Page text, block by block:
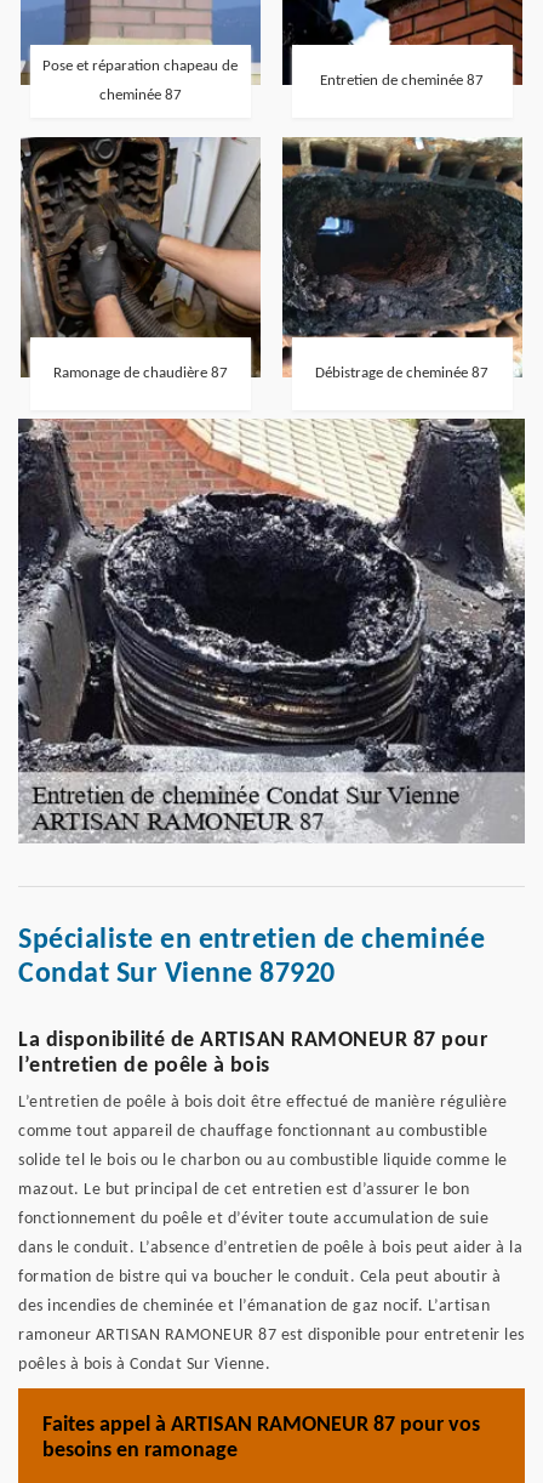
Pose et réparation chapeau de
cheminée 87
Entretien de cheminée 87
Ramonage de chaudière 87 Débistrage de cheminée 87
Spécialiste en entretien de cheminée
Condat Sur Vienne 87920
La disponibilité de ARTISAN RAMONEUR 87 pour
l’entretien de poêle à bois
L’entretien de poêle à bois doit être effectué de manière régulière
comme tout appareil de chauffage fonctionnant au combustible
solide tel le bois ou le charbon ou au combustible liquide comme le
mazout. Le but principal de cet entretien est d’assurer le bon
fonctionnement du poêle et d’éviter toute accumulation de suie
dans le conduit. L’absence d’entretien de poêle à bois peut aider à la
formation de bistre qui va boucher le conduit. Cela peut aboutir à
des incendies de cheminée et l’émanation de gaz nocif. L’artisan
ramoneur ARTISAN RAMONEUR 87 est disponible pour entretenir les
poêles à bois à Condat Sur Vienne.
Faites appel à ARTISAN RAMONEUR 87 pour vos
besoins en ramonage